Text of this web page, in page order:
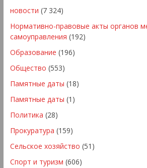
новости (7 324)
Нормативно-правовые акты органов
самоуправления (192)
Образование (196)
Общество (553)
Памятные даты (18)
Памятные даты (1)
Политика (28)
Прокуратура (159)
Сельское хозяйство (51)
Спорт и туризм (606)